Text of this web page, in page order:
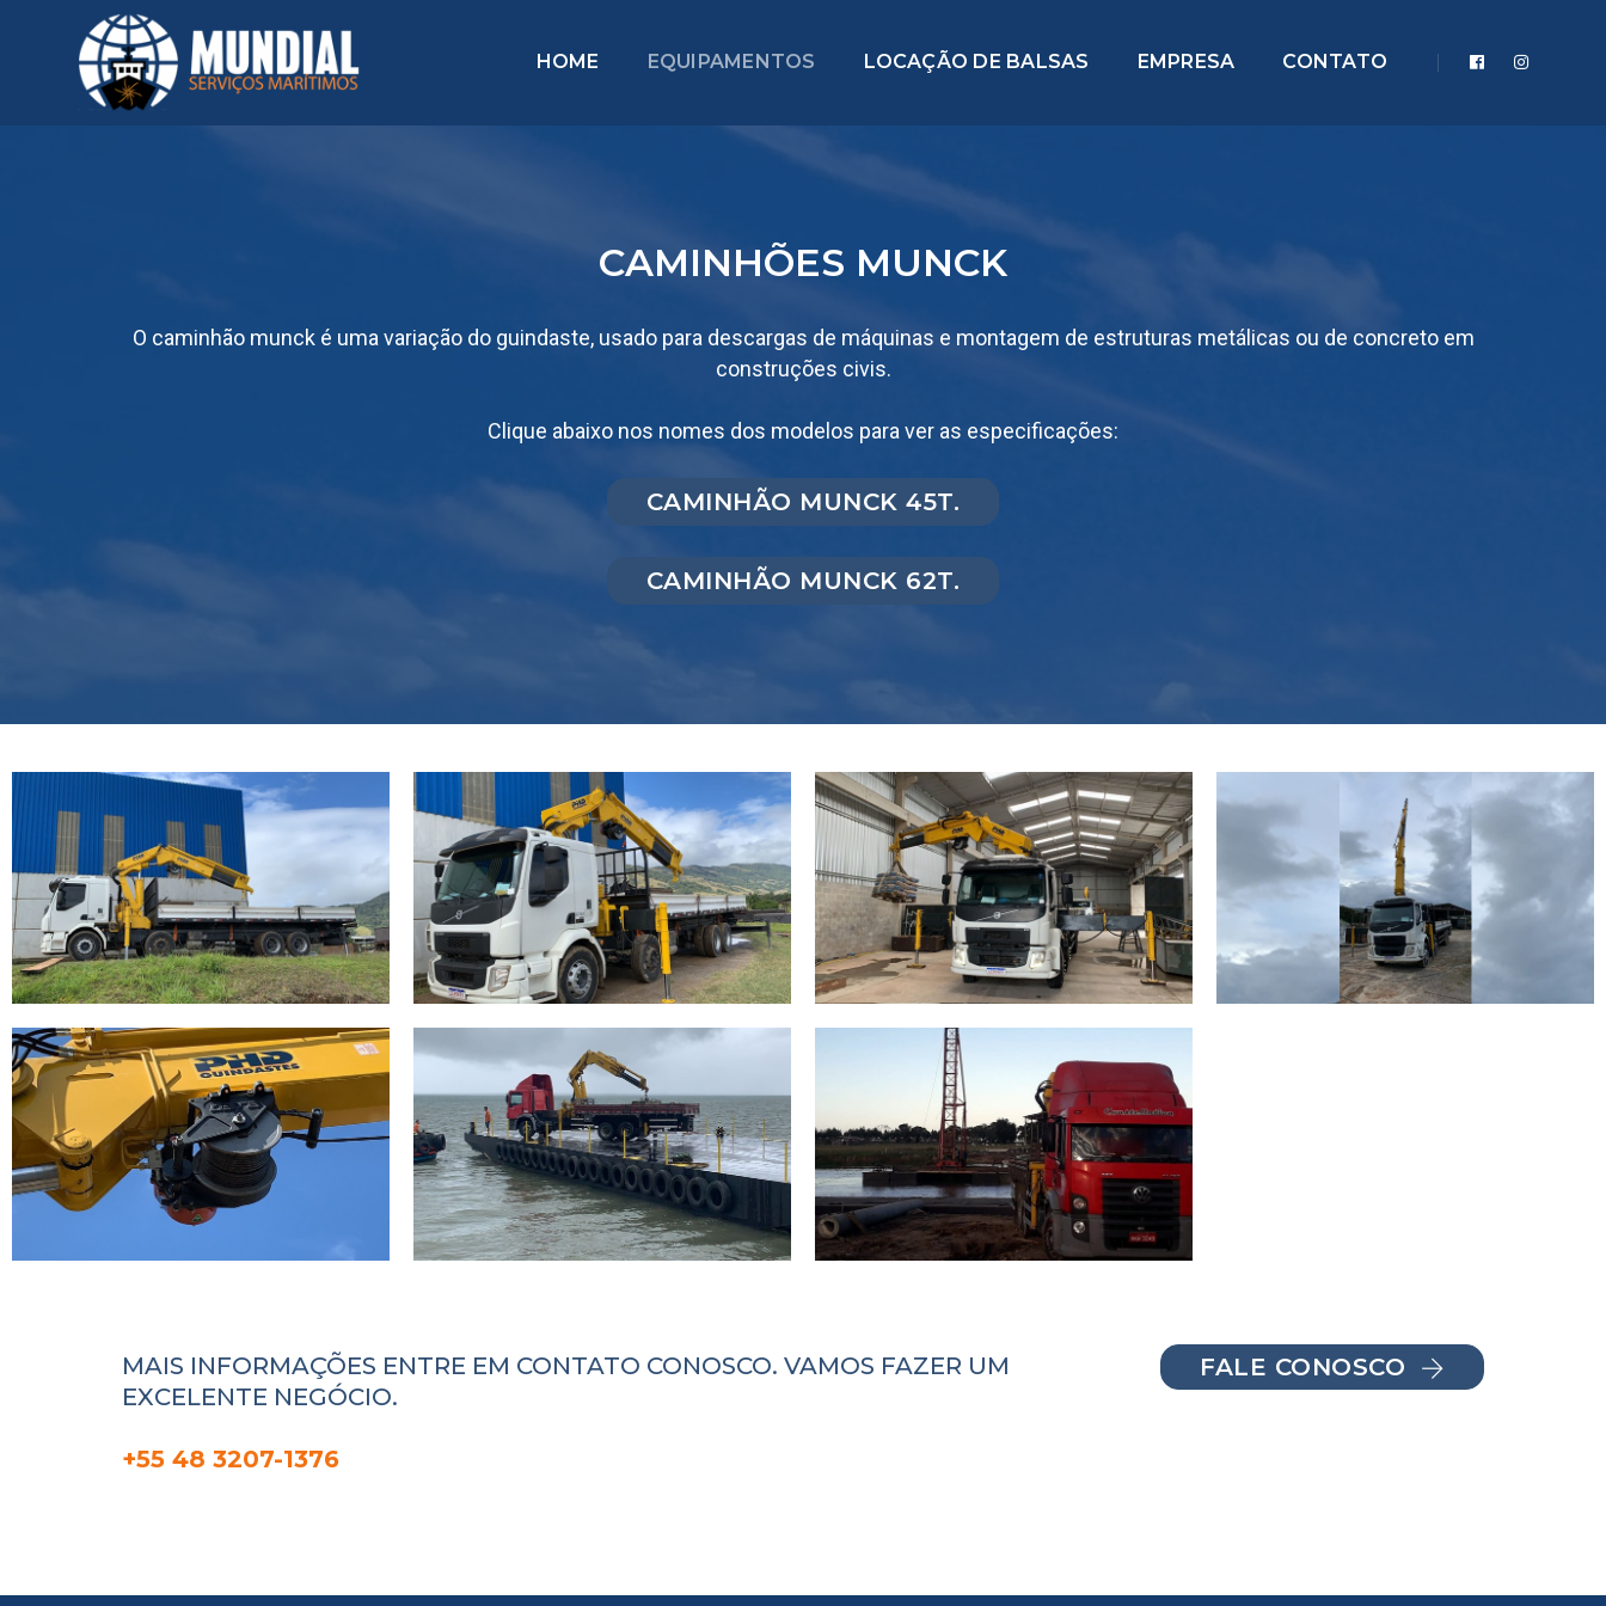
HOME EQUIPAMENTOS LOCAÇÃO DE BALSAS EMPRESA CONTATO
CAMINHÕES MUNCK
O caminhão munck é uma variação do guindaste, usado para descargas de máquinas e montagem de estruturas metálicas ou de concreto em
construções civis.
Clique abaixo nos nomes dos modelos para ver as especificações:
CAMINHÃO MUNCK 45T.
CAMINHÃO MUNCK 62T.
MAIS INFORMAÇÕES ENTRE EM CONTATO CONOSCO. VAMOS FAZER UM
EXCELENTE NEGÓCIO.
+55 48 3207-1376
FALE CONOSCO